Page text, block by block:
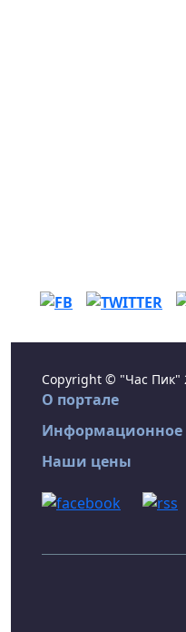
Copyright © "Час
О портале
Информационное
Наши цены